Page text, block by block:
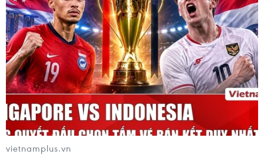
vietnamplus.vn